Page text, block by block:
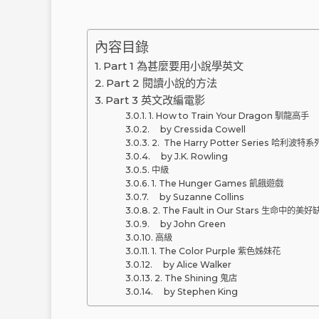
內容目錄
Part 1 為甚麼要用小說學英文
Part 2 閱讀小說的方法
Part 3 英文改編電影
1. How to Train Your Dragon 馴龍高手
by Cressida Cowell
2. The Harry Potter Series 哈利波特系
by J.K. Rowling
中級
1. The Hunger Games 飢餓遊戲
by Suzanne Collins
2. The Fault in Our Stars 生命中的美好
by John Green
高級
1. The Color Purple 紫色姊妹花
by Alice Walker
2. The Shining 鬼店
by Stephen King